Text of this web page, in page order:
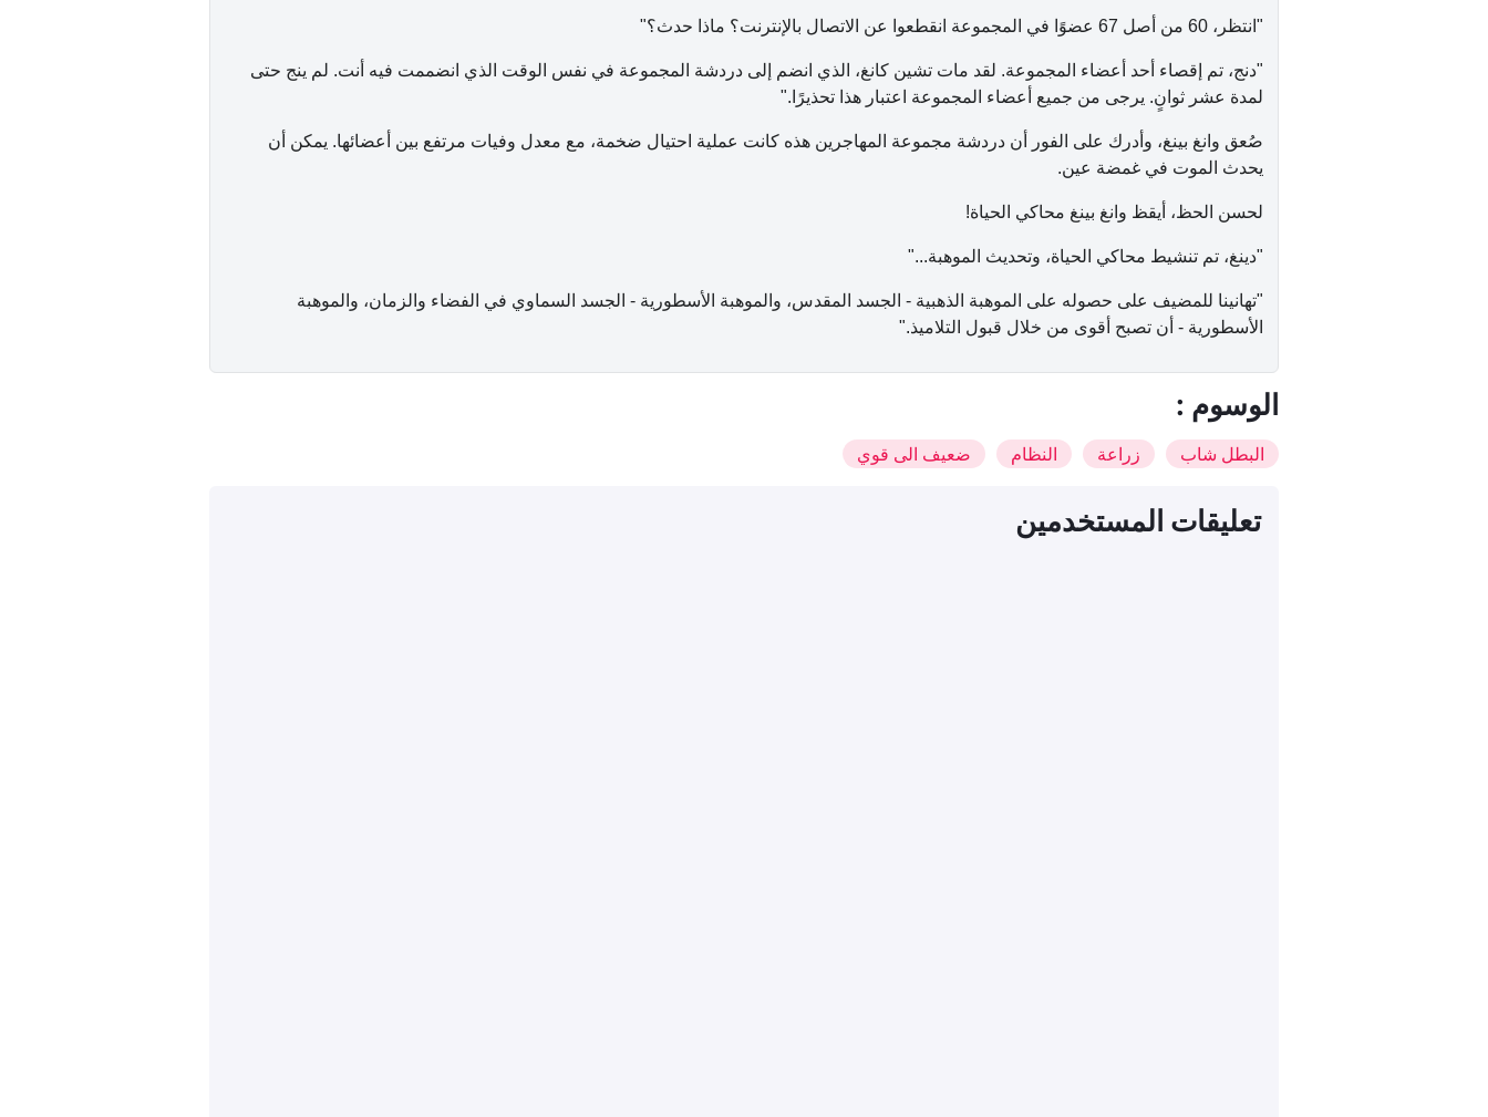
"انتظر، 60 من أصل 67 عضوًا في المجموعة انقطعوا عن الاتصال بالإنترنت؟ ماذا حدث؟"
"دنج، تم إقصاء أحد أعضاء المجموعة. لقد مات تشين كانغ، الذي انضم إلى دردشة المجموعة في نفس الوقت الذي انضممت فيه أنت. لم ينج حتى
لمدة عشر ثوانٍ. يرجى من جميع أعضاء المجموعة اعتبار هذا تحذيرًا."
صُعق وانغ بينغ، وأدرك على الفور أن دردشة مجموعة المهاجرين هذه كانت عملية احتيال ضخمة، مع معدل وفيات مرتفع بين أعضائها. يمكن أن
يحدث الموت في غمضة عين.
لحسن الحظ، أيقظ وانغ بينغ محاكي الحياة!
"دينغ، تم تنشيط محاكي الحياة، وتحديث الموهبة..."
"تهانينا للمضيف على حصوله على الموهبة الذهبية - الجسد المقدس، والموهبة الأسطورية - الجسد السماوي في الفضاء والزمان، والموهبة
الأسطورية - أن تصبح أقوى من خلال قبول التلاميذ."
: الوسوم
البطل شاب زراعة النظام ضعيف الى قوي
تعليقات المستخدمين